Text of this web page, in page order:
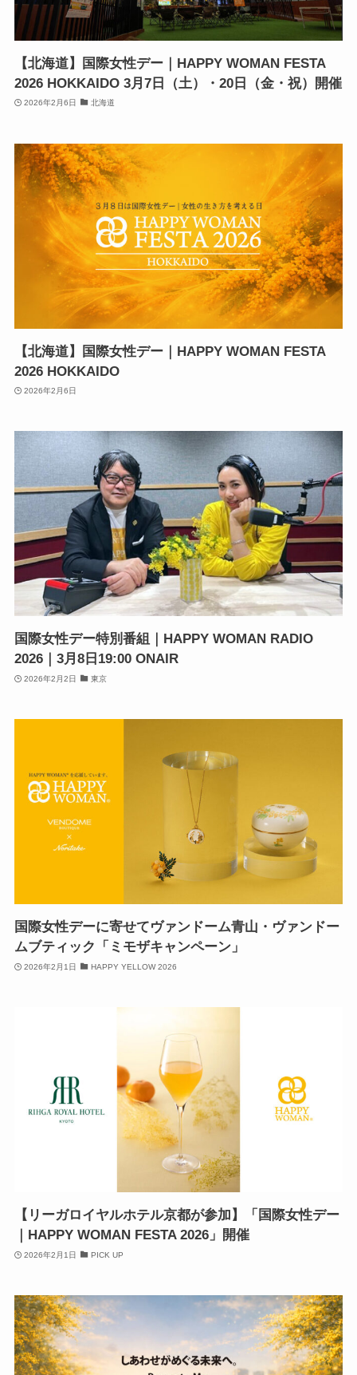
【北海道】国際女性デー｜HAPPY WOMAN FESTA
2026 HOKKAIDO 3月7日（土）・20日（金・祝）開催
2026年2月6日 北海道
【北海道】国際女性デー｜HAPPY WOMAN FESTA
2026 HOKKAIDO
2026年2月6日
国際女性デー特別番組｜HAPPY WOMAN RADIO
2026｜3月8日19:00 ONAIR
2026年2月2日 東京
国際女性デーに寄せてヴァンドーム青山・ヴァンドー
ムブティック「ミモザキャンペーン」
2026年2月1日 HAPPY YELLOW 2026
【リーガロイヤルホテル京都が参加】「国際女性デー
｜HAPPY WOMAN FESTA 2026」開催
2026年2月1日 PICK UP